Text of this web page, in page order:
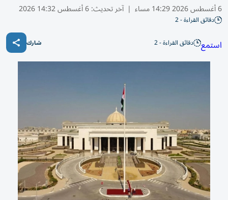
6 أغسطس 2026 14:29 مساء | آخر تحديث:6 أغسطس 14:32 2026
دقائق القراءة - 2
استمع دقائق القراءة - 2 شارك